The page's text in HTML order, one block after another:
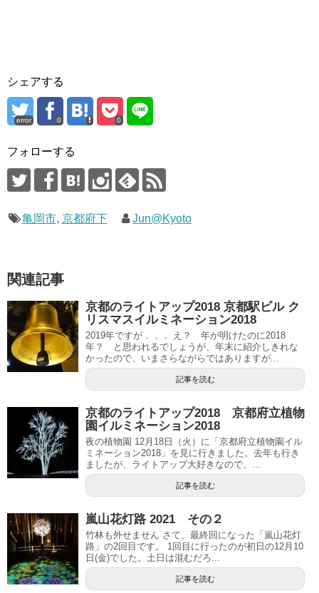
シェアする
error 0 0
フォローする
亀岡市, 京都府下 Jun@Kyoto
関連記事
京都のライトアップ2018 京都駅ビル ク
リスマスイルミネーション2018
2019年ですが．．． え？ 年が明けたのに2018
年？ と思われるでしょうが、年末に紹介しきれな
かったので、いまさらながらではありますが...
記事を読む
京都のライトアップ2018 京都府立植物
園イルミネーション2018
夜の植物園 12月18日（火）に「京都府立植物園イル
ミネーション2018」を見に行きました。去年も行き
ましたが、ライトアップ大好きなので、...
記事を読む
嵐山花灯路 2021 その２
竹林も外せません さて、最終回になった「嵐山花灯
路」の2回目です。 1回目に行ったのが初日の12月10
日(金)でした。土日は混むだろ...
記事を読む